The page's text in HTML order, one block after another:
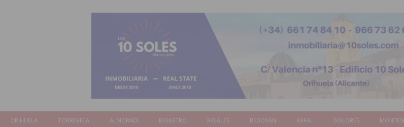
ORIHUELA TORREVIEJA ALMORADÍ BIGASTRO ROJALES REDOVÁN RAFAL DOLORES